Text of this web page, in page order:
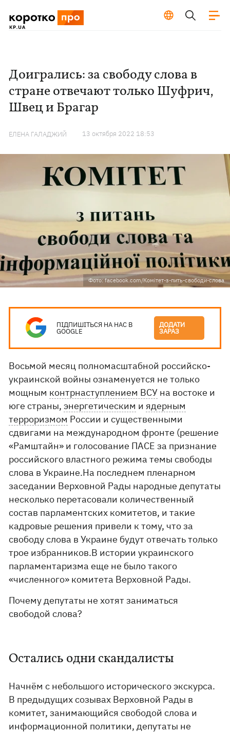
Доигрались: за свободу слова в
стране отвечают только Шуфрич,
Швец и Брагар
ЕЛЕНА ГАЛАДЖИЙ 13 октября 2022 18:53
Фото: facebook.com/Комітет-з-пить-свободи-слова
ПІДПИШІТЬСЯ НА НАС В
GOOGLE
ДОДАТИ
ЗАРАЗ
Восьмой месяц полномасштабной российско-
украинской войны ознаменуется не только
мощным контрнаступлением ВСУ на востоке и
юге страны,энергетическим иядерным
терроризмом России и существенными
сдвигами на международном фронте (решение
«Рамштайн» и голосование ПАСЕ за признание
российского властного режима темы свободы
слова в Украине.На последнем пленарном
заседании Верховной Рады народные депутаты
несколько перетасовали количественный
состав парламентских комитетов, и такие
кадровые решения привели к тому, что за
свободу слова в Украине будут отвечать только
трое избранников.В истории украинского
парламентаризма еще не было такого
«численного» комитета Верховной Рады.
Почему депутаты не хотят заниматься
свободой слова?
Остались одни скандалисты
Начнём с небольшого исторического экскурса.
В предыдущих созывах Верховной Рады в
комитет, занимающийся свободой слова и
информационной политики, депутаты не